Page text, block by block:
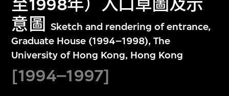
至1998年）入口草圖及示
意圖
Sketch and rendering of entrance,
Graduate House (1994–1998), The
University of Hong Kong, Hong Kong
[1994–1997]